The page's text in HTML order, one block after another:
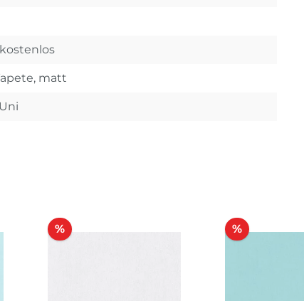
matt
%Rabatt %Rabatt